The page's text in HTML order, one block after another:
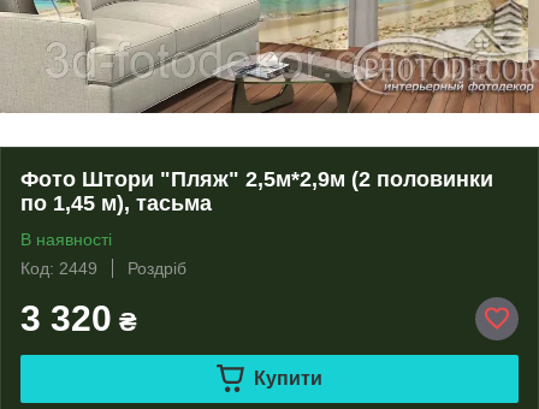
Фото Штори "Пляж" 2,5м*2,9м (2 половинки
по 1,45 м), тасьма
В наявності
Код: 2449
Роздріб
3 320 ₴
Купити